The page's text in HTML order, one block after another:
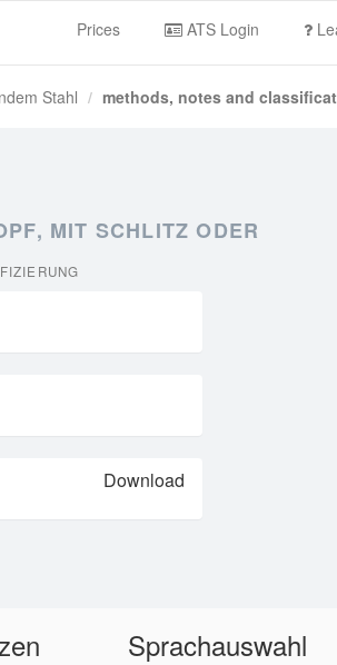
Prices ATS Login
Stahl methods, notes and
MIT SCHLITZ ODER
Download
Sprachauswahl